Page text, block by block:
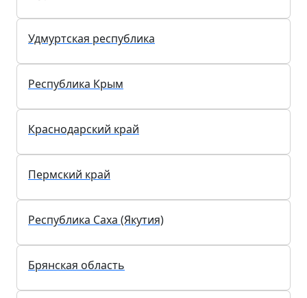
Город Севастополь
Костромская область